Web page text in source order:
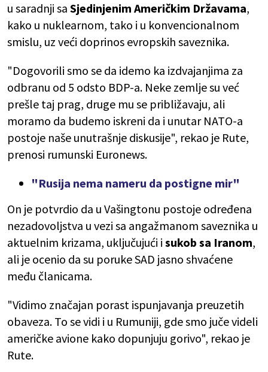
u saradnji sa Sjedinjenim Američkim Državama,
kako u nuklearnom, tako i u konvencionalnom
smislu, uz veći doprinos evropskih saveznika.
"Dogovorili smo se da idemo ka izdvajanjima za
odbranu od 5 odsto BDP-a. Neke zemlje su već
prešle taj prag, druge mu se približavaju, ali
moramo da budemo iskreni da i unutar NATO-a
postoje naše unutrašnje diskusije", rekao je Rute,
prenosi rumunski Euronews.
"Rusija nema nameru da postigne mir"
On je potvrdio da u Vašingtonu postoje određena
nezadovoljstva u vezi sa angažmanom saveznika u
aktuelnim krizama, uključujući i sukob sa Iranom,
ali je ocenio da su poruke SAD jasno shvaćene
među članicama.
"Vidimo značajan porast ispunjavanja preuzetih
obaveza. To se vidi i u Rumuniji, gde smo juče videli
američke avione kako dopunjuju gorivo", rekao je
Rute.